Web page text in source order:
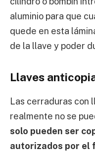
aluminio para que
quede en esta
de la llave y poder
Llaves
Las cerraduras con
realmente no se
solo pueden ser
autorizados por el